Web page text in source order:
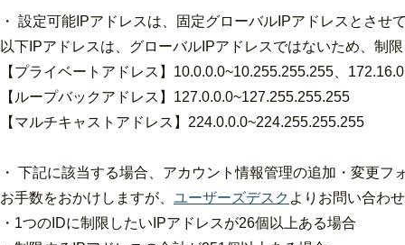
・ 設定可能IPアドレスは、固定グローバルIPアドレスとさせ
以下IPアドレスは、グローバルIPアドレスではないため、制
【プライベートアドレス】10.0.0.0~10.255.255.255、
【ループバックアドレス】127.0.0.0~127.255.255.255
【マルチキャストアドレス】224.0.0.0~224.255.255.255
・ 下記に該当する場合、アカウント情報管理の追加・変更フ
お手数をおかけしますが、 ユーザーズデスク よりお問い合わ
・1つのIDに制限したいIPアドレスが26個以上ある場合